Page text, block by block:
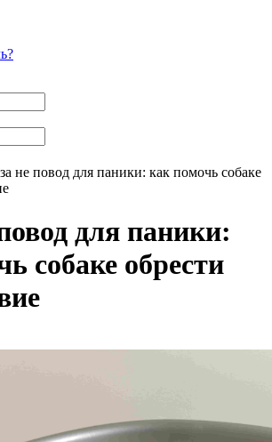
не повод для паники: как помочь собаке
для паники:
собаке обрести